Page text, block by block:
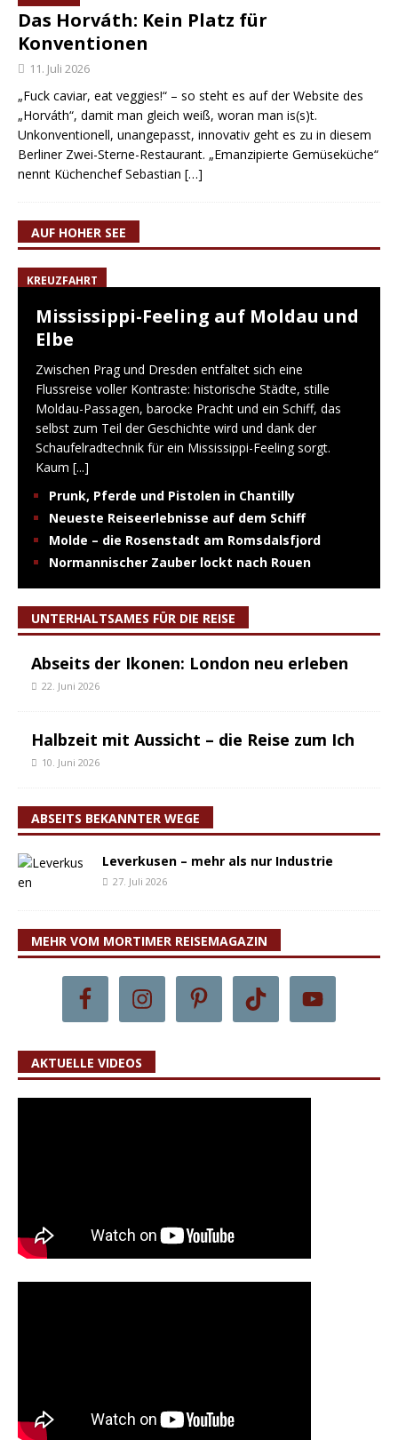
Das Horváth: Kein Platz für
Konventionen
11. Juli 2026
„Fuck caviar, eat veggies!“ – so steht es auf der Website des
„Horváth“, damit man gleich weiß, woran man is(s)t.
Unkonventionell, unangepasst, innovativ geht es zu in diesem
Berliner Zwei-Sterne-Restaurant. „Emanzipierte Gemüseküche“
nennt Küchenchef Sebastian […]
AUF HOHER SEE
KREUZFAHRT
Mississippi-Feeling auf Moldau und
Elbe
Zwischen Prag und Dresden entfaltet sich eine
Flussreise voller Kontraste: historische Städte, stille
Moldau-Passagen, barocke Pracht und ein Schiff, das
selbst zum Teil der Geschichte wird und dank der
Schaufelradtechnik für ein Mississippi-Feeling sorgt.
Kaum [...]
Prunk, Pferde und Pistolen in Chantilly
Neueste Reiseerlebnisse auf dem Schiff
Molde – die Rosenstadt am Romsdalsfjord
Normannischer Zauber lockt nach Rouen
UNTERHALTSAMES FÜR DIE REISE
Abseits der Ikonen: London neu erleben
22. Juni 2026
Halbzeit mit Aussicht – die Reise zum Ich
10. Juni 2026
ABSEITS BEKANNTER WEGE
Leverkusen – mehr als nur Industrie
27. Juli 2026
MEHR VOM MORTIMER REISEMAGAZIN
AKTUELLE VIDEOS